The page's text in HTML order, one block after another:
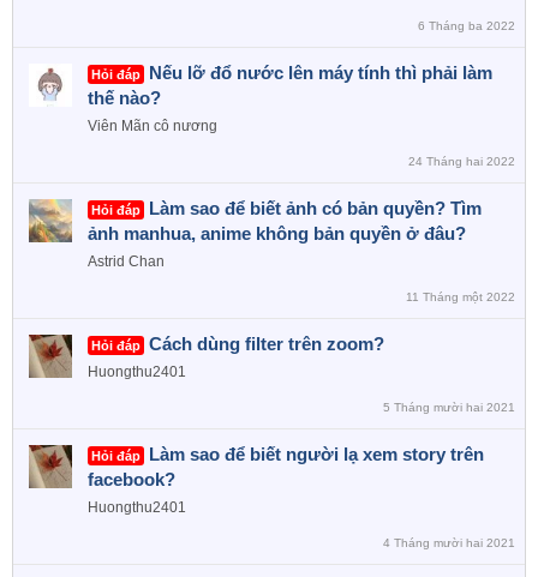
6 Tháng ba 2022
Hỏi đáp
Nếu lỡ đổ nước lên máy tính thì phải làm
thế nào?
Viên Mãn cô nương
24 Tháng hai 2022
Hỏi đáp
Làm sao để biết ảnh có bản quyền? Tìm
ảnh manhua, anime không bản quyền ở đâu?
Astrid Chan
11 Tháng một 2022
Hỏi đáp Cách dùng filter trên zoom?
Huongthu2401
5 Tháng mười hai 2021
Hỏi đáp
Làm sao để biết người lạ xem story trên
facebook?
Huongthu2401
4 Tháng mười hai 2021